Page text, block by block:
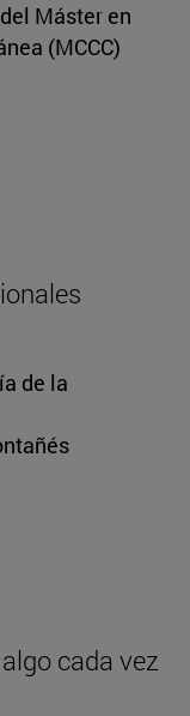
Máster en
(MCCC)
de la
cada vez